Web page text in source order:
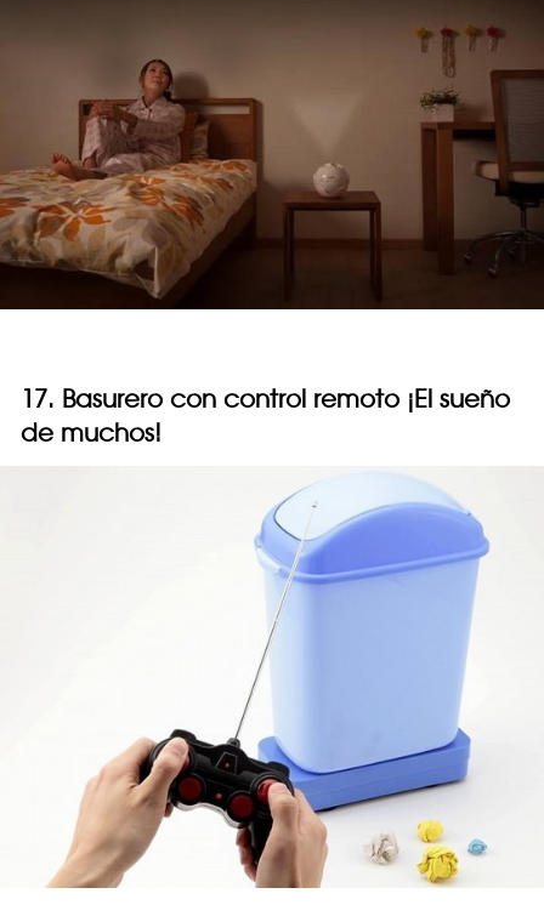
17. Basurero con control remoto ¡El sueño
de muchos!